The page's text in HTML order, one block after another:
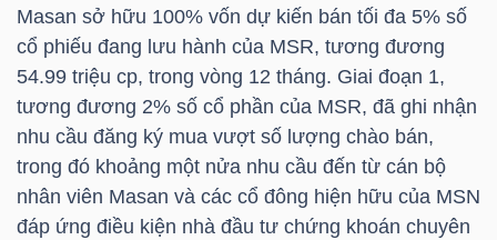
Masan sở hữu 100% vốn dự kiến bán tối đa 5% số
cổ phiếu đang lưu hành của MSR, tương đương
54.99 triệu cp, trong vòng 12 tháng. Giai đoạn 1,
tương đương 2% số cổ phần của MSR, đã ghi nhận
nhu cầu đăng ký mua vượt số lượng chào bán,
trong đó khoảng một nửa nhu cầu đến từ cán bộ
nhân viên Masan và các cổ đông hiện hữu của MSN
đáp ứng điều kiện nhà đầu tư chứng khoán chuyên
PHIẾU
CÔNG
CỤ